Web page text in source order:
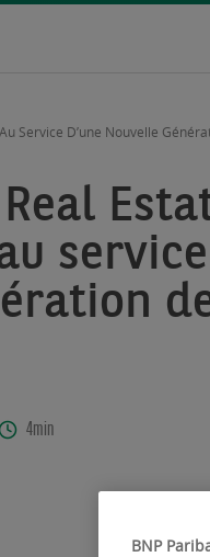
Service D’une Nouvelle
4min
BNP